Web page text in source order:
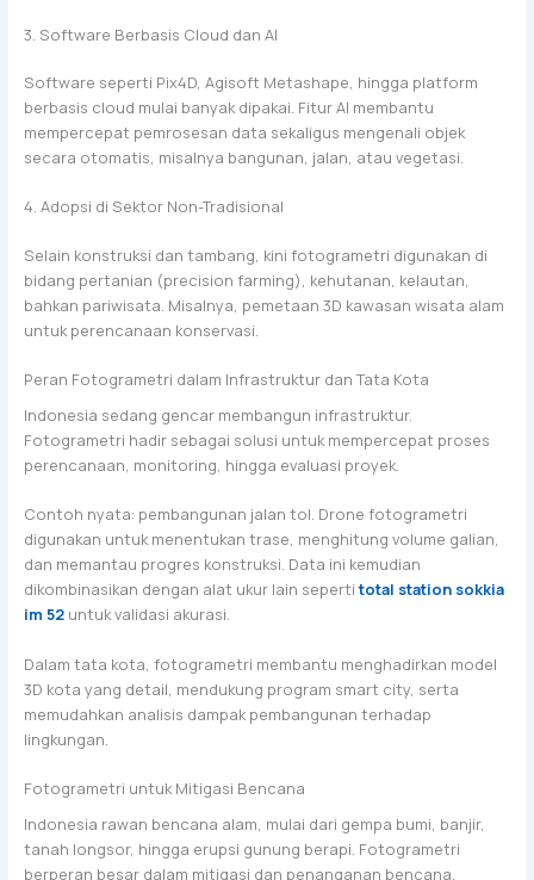
3. Software Berbasis Cloud dan AI
Software seperti Pix4D, Agisoft Metashape, hingga platform
berbasis cloud mulai banyak dipakai. Fitur AI membantu
mempercepat pemrosesan data sekaligus mengenali objek
secara otomatis, misalnya bangunan, jalan, atau vegetasi.
4. Adopsi di Sektor Non-Tradisional
Selain konstruksi dan tambang, kini fotogrametri digunakan di
bidang pertanian (precision farming), kehutanan, kelautan,
bahkan pariwisata. Misalnya, pemetaan 3D kawasan wisata alam
untuk perencanaan konservasi.
Peran Fotogrametri dalam Infrastruktur dan Tata Kota
Indonesia sedang gencar membangun infrastruktur.
Fotogrametri hadir sebagai solusi untuk mempercepat proses
perencanaan, monitoring, hingga evaluasi proyek.
Contoh nyata: pembangunan jalan tol. Drone fotogrametri
digunakan untuk menentukan trase, menghitung volume galian,
dan memantau progres konstruksi. Data ini kemudian
dikombinasikan dengan alat ukur lain sepertitotal station sokkia
im 52untuk validasi akurasi.
Dalam tata kota, fotogrametri membantu menghadirkan model
3D kota yang detail, mendukung program smart city, serta
memudahkan analisis dampak pembangunan terhadap
lingkungan.
Fotogrametri untuk Mitigasi Bencana
Indonesia rawan bencana alam, mulai dari gempa bumi, banjir,
tanah longsor, hingga erupsi gunung berapi. Fotogrametri
berperan besar dalam mitigasi dan penanganan bencana.